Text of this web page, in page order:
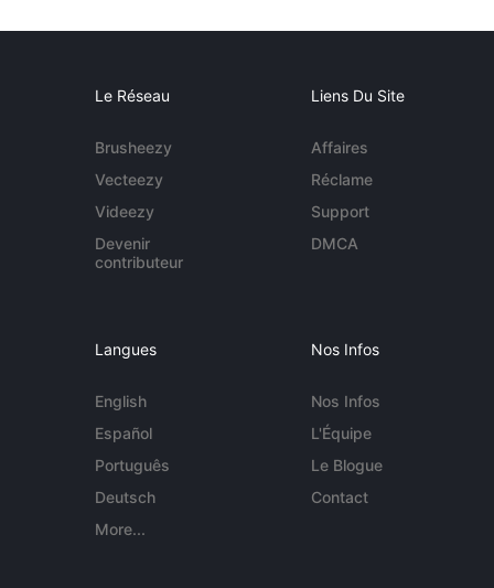
Le Réseau
Brusheezy
Vecteezy
Videezy
Devenir
contributeur
Liens Du Site
Affaires
Réclame
Support
DMCA
Langues
English
Español
Português
Deutsch
More...
Nos Infos
Nos Infos
L'Équipe
Le Blogue
Contact